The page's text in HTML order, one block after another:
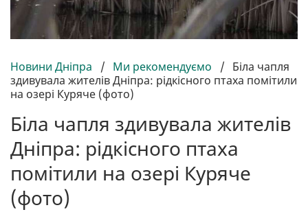
Новини Дніпра / Ми рекомендуємо / Біла чапля
здивувала жителів Дніпра: рідкісного птаха помітили
на озері Куряче (фото)
Біла чапля здивувала жителів
Дніпра: рідкісного птаха
помітили на озері Куряче
(фото)